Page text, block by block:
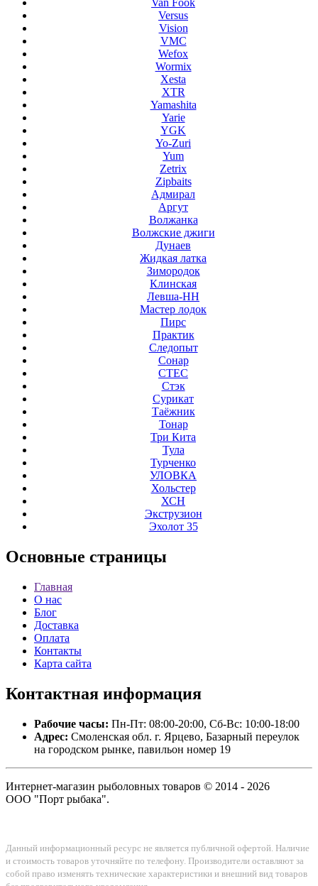
Van Fook
Versus
Vision
VMC
Wefox
Wormix
Xesta
XTR
Yamashita
Yarie
YGK
Yo-Zuri
Yum
Zetrix
Zipbaits
Адмирал
Аргут
Волжанка
Волжские джиги
Дунаев
Жидкая латка
Зимородок
Клинская
Левша-НН
Мастер лодок
Пирс
Практик
Следопыт
Сонар
СТЕС
Стэк
Сурикат
Таёжник
Тонар
Три Кита
Тула
Турченко
УЛОВКА
Хольстер
ХСН
Экструзион
Эхолот 35
Основные страницы
Главная
О нас
Блог
Доставка
Оплата
Контакты
Карта сайта
Контактная информация
Рабочие часы: Пн-Пт: 08:00-20:00, Сб-Вс: 10:00-18:00
Адрес: Смоленская обл. г. Ярцево, Базарный переулок
на городском рынке, павильон номер 19
Интернет-магазин рыболовных товаров © 2014 - 2026
ООО "Порт рыбака".
Данный информационный ресурс не является публичной офертой. Наличие
и стоимость товаров уточняйте по телефону. Производители оставляют за
собой право изменять технические характеристики и внешний вид товаров